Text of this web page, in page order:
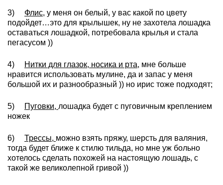
3) Флис, у меня он белый, у вас какой по цвету
подойдет…это для крылышек, ну не захотела лошадка
оставаться лошадкой, потребовала крылья и стала
пегасусом ))
4) Нитки для глазок, носика и рта, мне больше
нравится использовать мулине, да и запас у меня
большой их и разнообразный )) но ирис тоже подходят;
5) Пуговки, лошадка будет с пуговичным креплением
ножек
6) Трессы, можно взять пряжу, шерсть для валяния,
тогда будет ближе к стилю тильда, но мне уж больно
хотелось сделать похожей на настоящую лошадь, с
такой же великолепной гривой ))